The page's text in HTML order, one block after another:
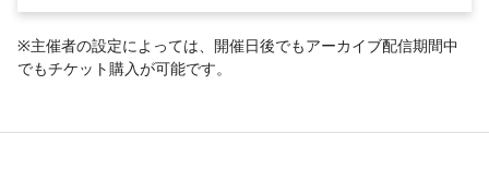
※主催者の設定によっては、開催日後でもアーカイブ配信期間中
でもチケット購入が可能です。